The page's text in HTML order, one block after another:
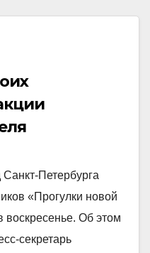
Петербурга
«Прогулки новой
воскресенье. Об этом
секретарь